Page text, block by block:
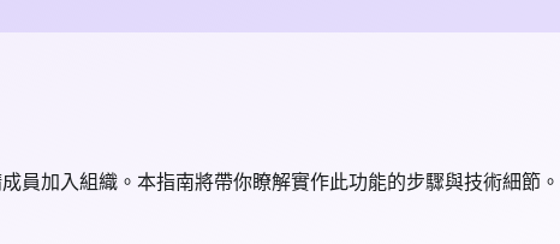
員加入組織。本指南將帶你瞭解實作此功能的步驟與技術細節。